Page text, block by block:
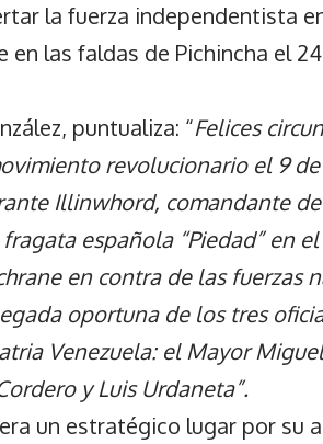
la fuerza independentista
las faldas de Pichincha el
puntualiza: “Felices
revolucionario el 9 de
Illinwhord, comandante
española “Piedad” en
en contra de las fuerzas
oportuna de los tres
Venezuela: el Mayor
y Luis Urdaneta”.
un estratégico lugar por su